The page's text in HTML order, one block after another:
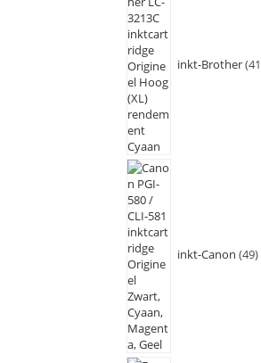
inkt-Brother 41
inkt-Canon 49